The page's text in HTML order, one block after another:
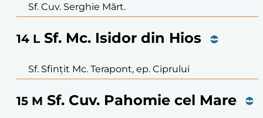
Sf. Cuv. Serghie Mărt.
14 L Sf. Mc. Isidor din Hios
Sf. Sfințit Mc. Terapont, ep. Ciprului
15 M Sf. Cuv. Pahomie cel Mare